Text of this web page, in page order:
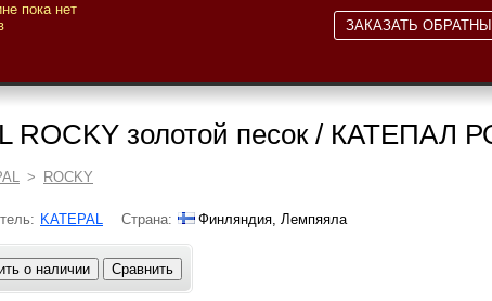
пока нет
ЗАКАЗАТЬ
ROCKY золотой песок / КАТЕПАЛ
> ROCKY
KATEPAL Страна: Финляндия, Лемпяяла
о наличии Сравнить